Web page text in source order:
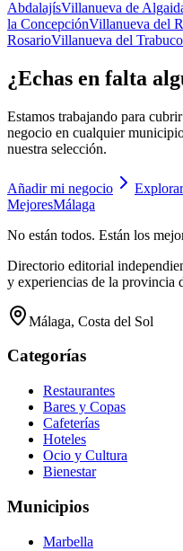
AbdalajísVillanueva de
la ConcepciónVillanueva del
RosarioVillanueva del Trabuco
¿Echas en falta
Estamos trabajando para
negocio en cualquier
nuestra selección.
Añadir mi negocio
MejoresMálaga
No están todos. Están los
Directorio editorial
y experiencias de la provincia
Málaga, Costa del Sol
Categorías
Restaurantes
Bares y Copas
Cafeterías
Hoteles
Ocio y Cultura
Bienestar
Municipios
Marbella